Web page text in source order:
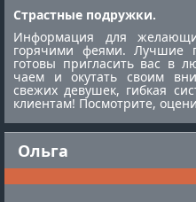
Ольга
Страстные подружки.
Информация для
горячими феями. Лучшие
готовы пригласить вас в
чаем и окутать своим
свежих девушек, гибкая
клиентам! Посмотрите,